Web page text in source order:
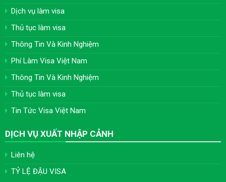
Dịch vụ làm visa
Thủ tục làm visa
Thông Tin Và Kinh Nghiệm
Phí Làm Visa Việt Nam
Thông Tin Và Kinh Nghiệm
Thủ tục làm visa
Tin Tức Visa Việt Nam
DỊCH VỤ XUẤT NHẬP CẢNH
Liên hệ
TỶ LỆ ĐẬU VISA